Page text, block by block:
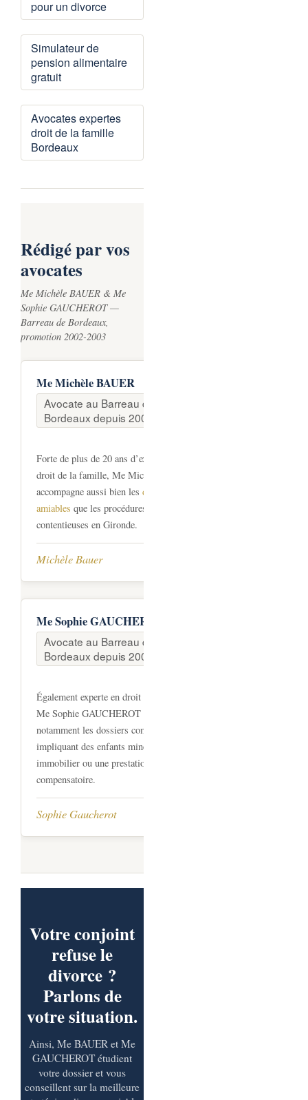
et moins coûteux.
pour un divorce
Simulateur de
pension alimentaire
gratuit
Avocates expertes
droit de la famille
Bordeaux
Rédigé par vos
avocates
Me Michèle BAUER & Me
Sophie GAUCHEROT —
Barreau de Bordeaux,
promotion 2002-2003
Me Michèle BAUER
Avocate au Barreau de
Bordeaux depuis 2003
Forte de plus de 20 ans d’expérience en
droit de la famille, Me Michèle BAUER
accompagne aussi bien les divorces
amiables que les procédures judiciaires
contentieuses en Gironde.
Michèle Bauer
Me Sophie GAUCHEROT
Avocate au Barreau de
Bordeaux depuis 2003
Également experte en droit de la famille,
Me Sophie GAUCHEROT traite
notamment les dossiers complexes
impliquant des enfants mineurs, un bien
immobilier ou une prestation
compensatoire.
Sophie Gaucherot
Votre conjoint
refuse le
divorce ?
Parlons de
votre situation.
Ainsi, Me BAUER et Me
GAUCHEROT étudient
votre dossier et vous
conseillent sur la meilleure